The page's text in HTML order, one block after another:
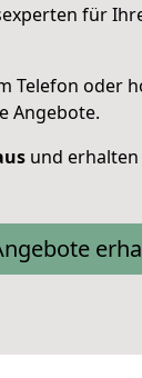
für
Telefon oder
Angebote.
und